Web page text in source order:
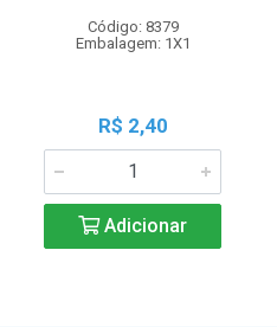
Código: 8379
Embalagem: 1X1
R$ 2,40
Adicionar